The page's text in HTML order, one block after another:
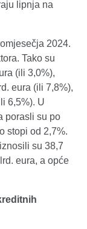
lipnja na
2024.
Tako su
(ili 3,0%),
eura (ili 7,8%),
6,5%). U
porasli su po
stopi od 2,7%.
su 38,7
eura, a opće